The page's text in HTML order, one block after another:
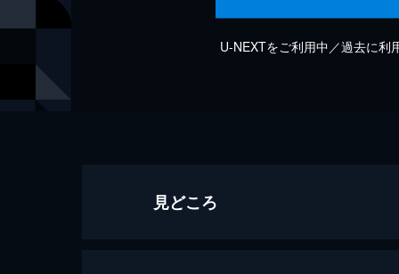
U-NEXTをご利用中／過去に利
見どころ